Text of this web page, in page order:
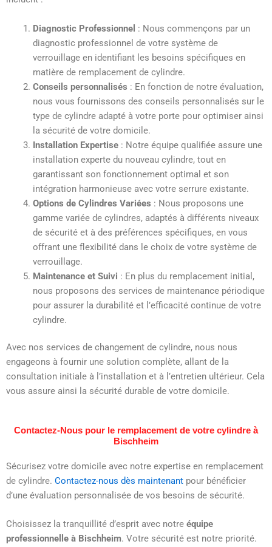
Diagnostic Professionnel : Nous commençons par un
diagnostic professionnel de votre système de
verrouillage en identifiant les besoins spécifiques en
matière de remplacement de cylindre.
Conseils personnalisés : En fonction de notre évaluation,
nous vous fournissons des conseils personnalisés sur le
type de cylindre adapté à votre porte pour optimiser ainsi
la sécurité de votre domicile.
Installation Expertise: Notre équipe qualifiée assure une
installation experte du nouveau cylindre, tout en
garantissant son fonctionnement optimal et son
intégration harmonieuse avec votre serrure existante.
Options de Cylindres Variées : Nous proposons une
gamme variée de cylindres, adaptés à différents niveaux
de sécurité et à des préférences spécifiques, en vous
offrant une flexibilité dans le choix de votre système de
verrouillage.
Maintenance et Suivi : En plus du remplacement initial,
nous proposons des services de maintenance périodique
pour assurer la durabilité et l’efficacité continue de votre
cylindre.
Avec nos services de changement de cylindre, nous nous
engageons à fournir une solution complète, allant de la
consultation initiale à l’installation et à l’entretien ultérieur. Cela
vous assure ainsi la sécurité durable de votre domicile.
Contactez-Nous pour le remplacement de votre cylindre à
Bischheim
Sécurisez votre domicile avec notre expertise en remplacement
de cylindre. Contactez-nous dès maintenant pour bénéficier
d’une évaluation personnalisée de vos besoins de sécurité.
Choisissez la tranquillité d’esprit avec notre équipe
professionnelle à Bischheim. Votre sécurité est notre priorité.